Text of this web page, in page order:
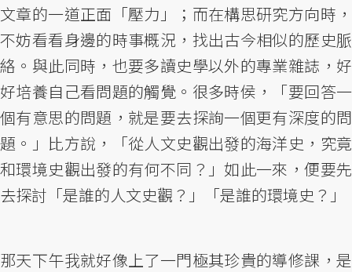
文章的一道正面「壓力」；而在構思研究方向時，
不妨看看身邊的時事概況，找出古今相似的歷史脈
絡。與此同時，也要多讀史學以外的專業雜誌，好
好培養自己看問題的觸覺。很多時侯，「要回答一
個有意思的問題，就是要去探詢一個更有深度的問
題。」比方說，「從人文史觀出發的海洋史，究竟
和環境史觀出發的有何不同？」如此一來，便要先
去探討「是誰的人文史觀？」「是誰的環境史？」
那天下午我就好像上了一門極其珍貴的導修課，是